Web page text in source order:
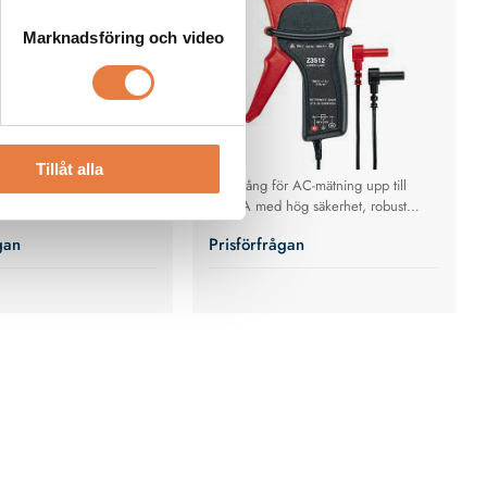
Marknadsföring och video
Tillåt alla
och
kraftanalysatorer.
Strömtång för AC-mätning upp till
1000A med hög säkerhet, robust
Prisförfrågan